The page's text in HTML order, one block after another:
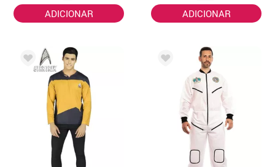
ADICIONAR ADICIONAR